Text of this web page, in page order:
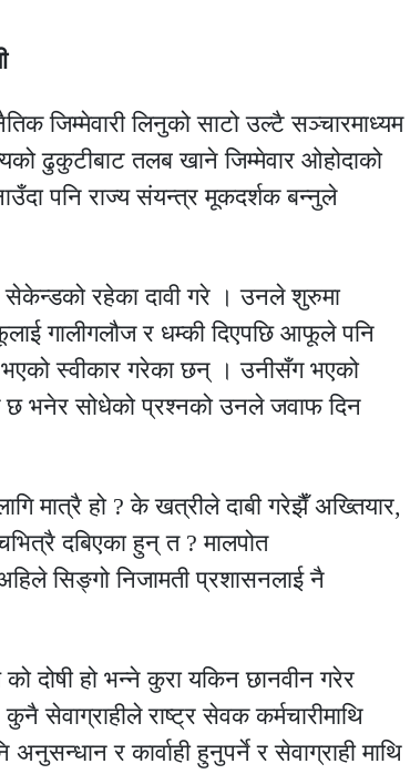
जिम्मेवारी लिनुको साटो उल्टै सञ्चारमाध्यम
ढुकुटीबाट तलब खाने जिम्मेवार ओहोदाको
पनि राज्य संयन्त्र मूकदर्शक बन्नुले
रहेका दावी गरे । उनले शुरुमा
गालीगलौज र धम्की दिएपछि आफूले पनि
भएको स्वीकार गरेका छन् । उनीसँग भएको
भनेर सोधेको प्रश्नको उनले जवाफ दिन
मात्रै हो ? के खत्रीले दाबी गरेझैँ अख्तियार,
दबिएका हुन् त ? मालपोत
अहिले सिङ्गो निजामती प्रशासनलाई नै
दोषी हो भन्ने कुरा यकिन छानवीन गरेर
सेवाग्राहीले राष्ट्र सेवक कर्मचारीमाथि
र कार्वाही हुनुपर्ने र सेवाग्राही माथि